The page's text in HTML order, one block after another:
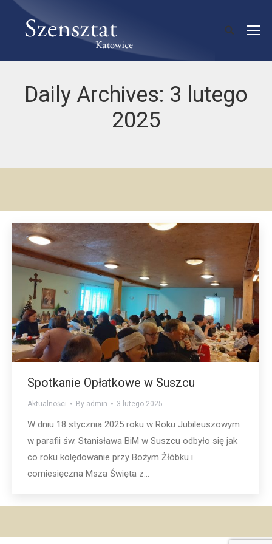
Daily Archives: 3 lutego
2025
Spotkanie Opłatkowe w Suszcu
Aktualności By admin 3 lutego 2025
W dniu 18 stycznia 2025 roku w Roku Jubileuszowym
w parafii św. Stanisława BiM w Suszcu odbyło się jak
co roku kolędowanie przy Bożym Żłóbku i
comiesięczna Msza Święta z…